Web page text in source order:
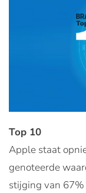
Top 10
Apple staat
genoteerde
stijging van